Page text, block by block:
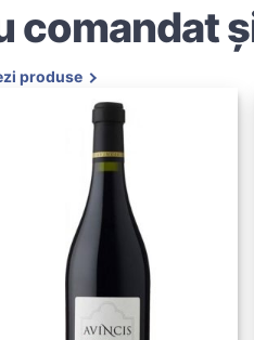
comandat
produse